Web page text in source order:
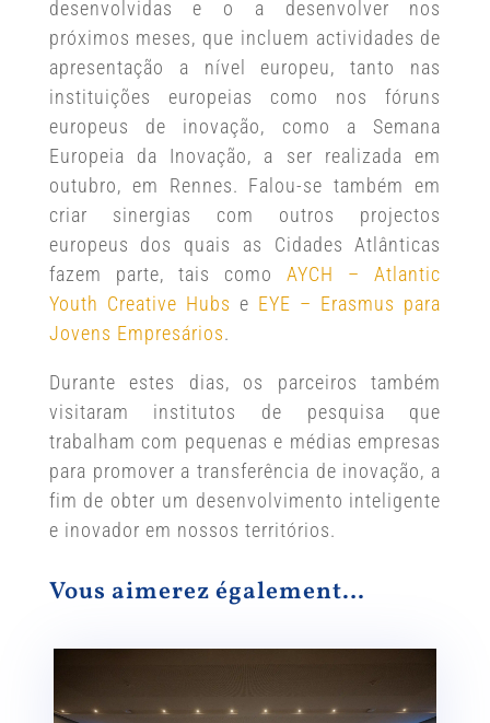
desenvolvidas e o a desenvolver nos
próximos meses, que incluem actividades de
apresentação a nível europeu, tanto nas
instituições europeias como nos fóruns
europeus de inovação, como a Semana
Europeia da Inovação, a ser realizada em
outubro, em Rennes. Falou-se também em
criar sinergias com outros projectos
europeus dos quais as Cidades Atlânticas
fazem parte, tais comoAYCH – Atlantic
Youth Creative Hubs e EYE – Erasmus para
Jovens Empresários.
Durante estes dias, os parceiros também
visitaram institutos de pesquisa que
trabalham com pequenas e médias empresas
para promover a transferência de inovação, a
fim de obter um desenvolvimento inteligente
e inovador em nossos territórios.
Vous aimerez également…